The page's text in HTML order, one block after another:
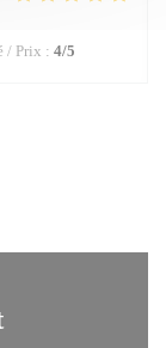
/ Prix : 4/5